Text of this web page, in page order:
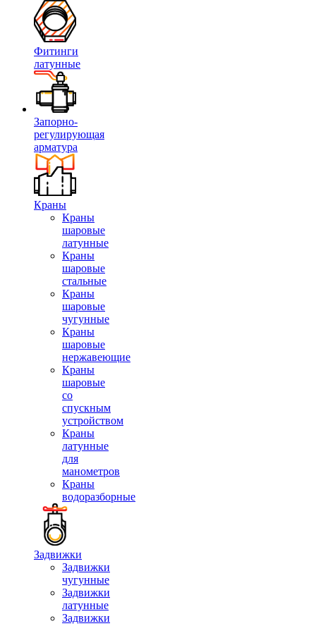
Фитинги
латунные
Запорно-
регулирующая
арматура
Краны
Краны
шаровые
латунные
Краны
шаровые
стальные
Краны
шаровые
чугунные
Краны
шаровые
нержавеющие
Краны
шаровые
со
спускным
устройством
Краны
латунные
для
манометров
Краны
водоразборные
Задвижки
Задвижки
чугунные
Задвижки
латунные
Задвижки